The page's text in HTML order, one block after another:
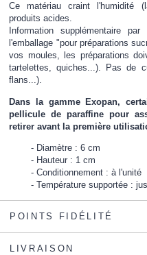
Ce matériau craint l'humidité
produits acides.
Information supplémentaire
l'emballage "pour préparations
vos moules, les préparations
tartelettes, quiches...). Pas de
flans...).
Dans la gamme Exopan,
pellicule de paraffine pour
retirer avant la première
Diamètre : 6 cm
Hauteur : 1 cm
Conditionnement : à l'unité
Température supportée :
POINTS FIDÉLITÉ
LIVRAISON